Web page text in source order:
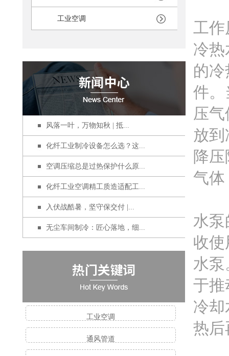
工业空调
风落一叶，万物知秋 | 抵...
化纤工业制冷设备怎么选？这...
空调压缩总是过热保护什么原...
化纤工业空调精工质造适配工...
入伏战酷暑，坚守保交付 |...
无尘车间制冷：匠心落地，细...
工业空调
通风管道
工作
冷
的
件。
压
放
降
气
水泵
收
水泵
于推
冷
热后